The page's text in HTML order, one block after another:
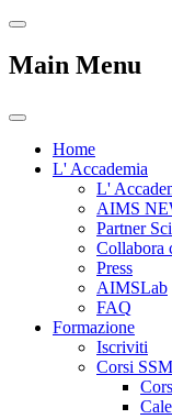
Main Menu
Home
L' Accademia
L'
AIMS
Partner
Collabora
Press
AIMSLab
FAQ
Formazione
Iscriviti
Corsi